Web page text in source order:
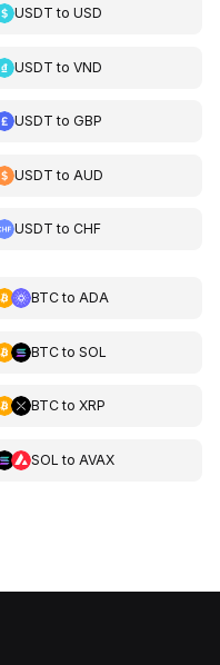
USDT toUSD
USDT toVND
USDT toGBP
USDT to AUD
USDT toCHF
BTCto ADA
BTCto SOL
BTCto XRP
SOL to AVAX